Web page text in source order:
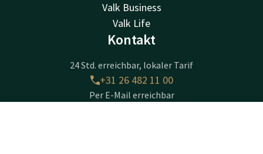
Valk Business
Valk Life
Kontakt
24 Std. erreichbar, lokaler Tarif
+31 26 482 11 00
Per E-Mail erreichbar